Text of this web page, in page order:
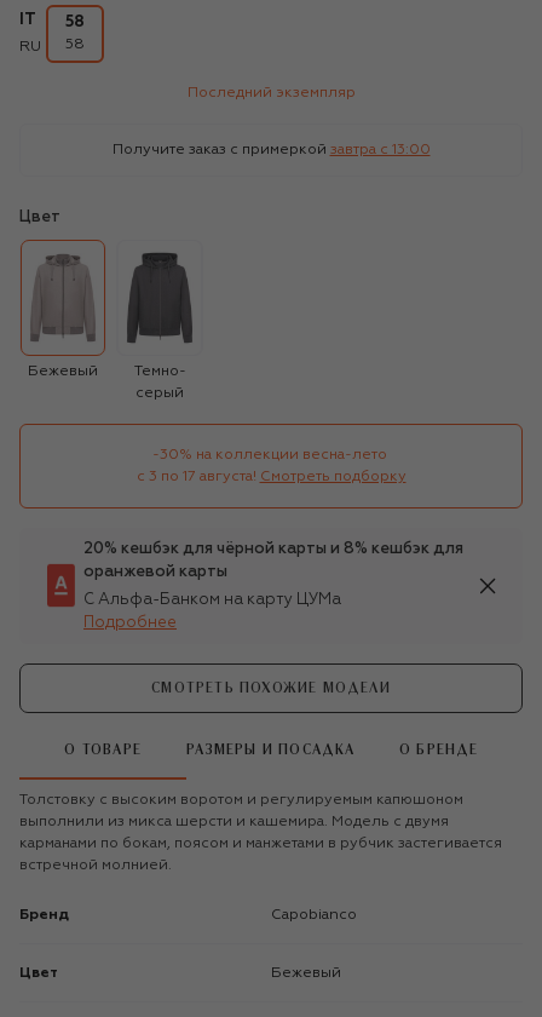
RU
58
58
Последний экземпляр
Получите заказ с примеркой завтра c 13:00
Цвет
Бежевый
Темно-
серый
-30% на коллекции весна-лето
с 3 по 17 августа! Смотреть подборку
20% кешбэк для чёрной карты и 8% кешбэк для
оранжевой карты
С Альфа-Банком на карту ЦУМа
Подробнее
СМОТРЕТЬ ПОХОЖИЕ МОДЕЛИ
О ТОВАРЕ РАЗМЕРЫ И ПОСАДКА О БРЕНДЕ
Толстовку с высоким воротом и регулируемым капюшоном
выполнили из микса шерсти и кашемира. Модель с двумя
карманами по бокам, поясом и манжетами в рубчик застегивается
встречной молнией.
Бренд Capobianco
Цвет Бежевый